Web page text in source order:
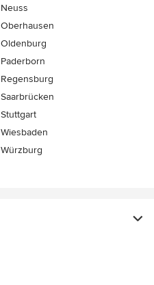
Neuss
Oberhausen
Oldenburg
Paderborn
Regensburg
Saarbrücken
Stuttgart
Wiesbaden
Würzburg